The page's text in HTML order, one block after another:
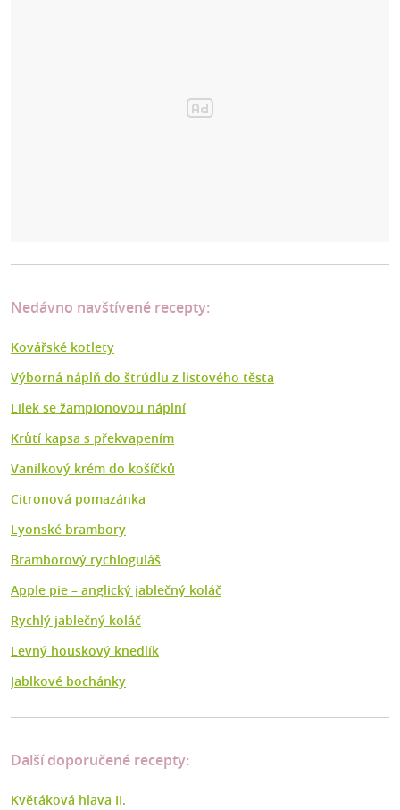
Nedávno navštívené recepty:
Kovářské kotlety
Výborná náplň do štrúdlu z listového těsta
Lilek se žampionovou náplní
Krůtí kapsa s překvapením
Vanilkový krém do košíčků
Citronová pomazánka
Lyonské brambory
Bramborový rychloguláš
Apple pie – anglický jablečný koláč
Rychlý jablečný koláč
Levný houskový knedlík
Jablkové bochánky
Další doporučené recepty:
Květáková hlava II.